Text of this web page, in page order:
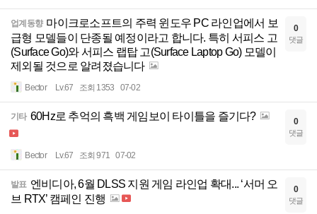
업계동향 마이크로소프트의 주력 윈도우 PC 라인업에서 보
급형 모델들이 단종될 예정이라고 합니다. 특히 서피스 고
(Surface Go)와 서피스 랩탑 고(Surface Laptop Go) 모델이
제외될 것으로 알려졌습니다
Bector Lv.67 조회 1353 07-02
0
댓글
기타 60Hz로 추억의 흑백 게임보이 타이틀을 즐기다?
Bector Lv.67 조회 971 07-02
0
댓글
발표 엔비디아, 6월 DLSS 지원 게임 라인업 확대... ‘서머 오
브 RTX’ 캠페인 진행
0
댓글